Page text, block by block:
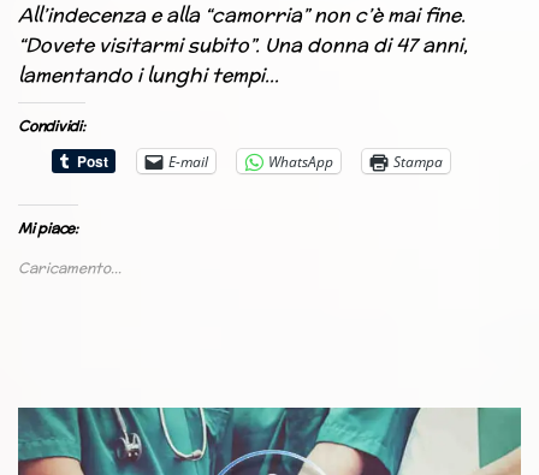
All’indecenza e alla “camorria” non c’è mai fine.
“Dovete visitarmi subito”. Una donna di 47 anni,
lamentando i lunghi tempi…
Condividi:
E-mail
WhatsApp Stampa
Mi piace:
Caricamento...